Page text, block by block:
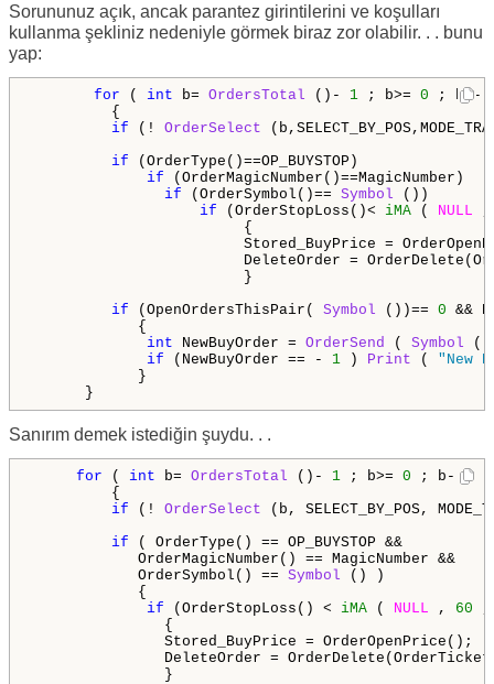
Sorununuz açık, ancak parantez girintilerini ve koşulları
kullanma şekliniz nedeniyle görmek biraz zor olabilir. . . bunu
yap:
for ( int b= OrdersTotal ()- 1 ; b>= 0 ; b--)
{
if (! OrderSelect
if (OrderType()==OP_BUYSTOP)
if (OrderMagicNumber()==MagicNumber)
if (OrderSymbol()== Symbol
if (OrderStopLoss()< iMA ( NULL
{
Stored_BuyPrice =
DeleteOrder =
}
if (OpenOrdersThisPair( Symbol ())== 0 &&
{
int NewBuyOrder = OrderSend ( Symbol
if (NewBuyOrder == - 1 ) Print ( "New
}
}
Sanırım demek istediğin şuydu. . .
for ( int b= OrdersTotal ()- 1 ; b>= 0 ; b--)
{
if (! OrderSelect (b, SELECT_BY_POS,
if ( OrderType() == OP_BUYSTOP &&
OrderMagicNumber() == MagicNumber &&
OrderSymbol() == Symbol () )
{
if (OrderStopLoss() < iMA ( NULL , 60
{
Stored_BuyPrice =
DeleteOrder =
}